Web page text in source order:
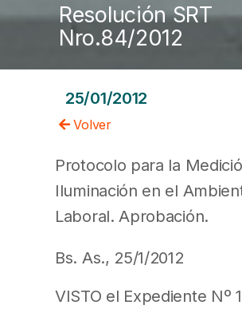
Resolución SRT
Nro.84/2012
25/01/2012
Volver
Protocolo para la
Iluminación en el
Laboral. Aprobación.
Bs. As., 25/1/2012
VISTO el Expediente Nº